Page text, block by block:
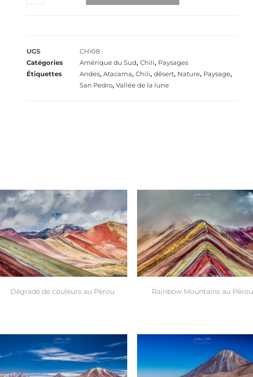
UGS
CHI08
Catégories
Amérique du Sud, Chili, Paysages
Étiquettes
Andes, Atacama, Chili, désert, Nature, Paysage,
San Pedro, Vallée de la lune
Dégradé de couleurs au Pérou Rainbow Mountains au Pérou